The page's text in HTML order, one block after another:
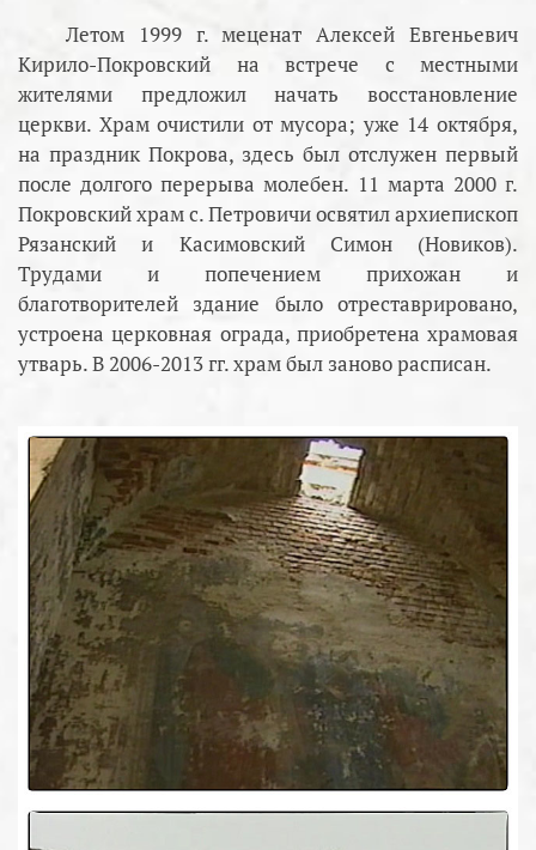
Летом 1999 г. меценат Алексей Евгеньевич
Кирило-Покровский на встрече с местными
жителями предложил начать восстановление
церкви. Храм очистили от мусора; уже 14 октября,
на праздник Покрова, здесь был отслужен первый
после долгого перерыва молебен. 11 марта 2000 г.
Покровский храм с. Петровичи освятил архиепископ
Рязанский и Касимовский Симон (Новиков).
Трудами и попечением прихожан и
благотворителей здание было отреставрировано,
устроена церковная ограда, приобретена храмовая
утварь. В 2006-2013 гг. храм был заново расписан.